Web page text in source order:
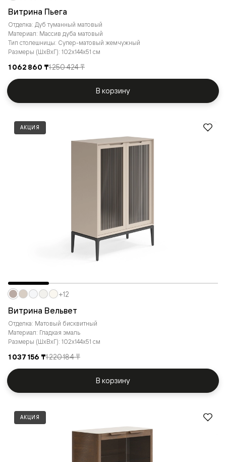
Витрина Пьега
Отделка: Дуб туманный матовый
Материал: Массив дуба матовый
Тип столешницы: Супер-матовый жемчужный
Размеры (ШxВxГ): 102x144x51 см
1 062 860 ₸1 250 424 ₸
В корзину
АКЦИЯ
Витрина Вельвет
Отделка: Матовый бисквитный
Материал: Гладкая эмаль
Размеры (ШxВxГ): 102x144x51 см
1 037 156 ₸1 220 184 ₸
+12
В корзину
АКЦИЯ